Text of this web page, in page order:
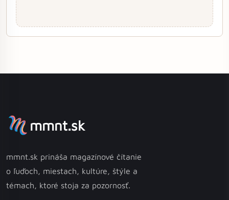
mmnt.sk
mmnt.sk prináša magazínové čítanie
o ľuďoch, miestach, kultúre, štýle a
témach, ktoré stoja za pozornosť.